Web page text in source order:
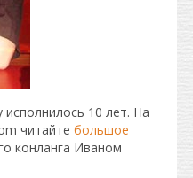
исполнилось 10 лет. На
читайте большое
конланга Иваном